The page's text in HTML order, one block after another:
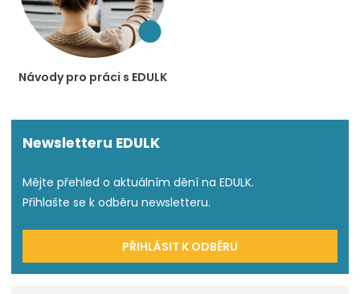
Návody pro práci s EDULK
Newsletteru EDULK
Mějte přehled o aktuálním dění na EDULK.
Přihlašte se k odběru newsletteru.
PŘIHLÁSIT K ODBĚRU